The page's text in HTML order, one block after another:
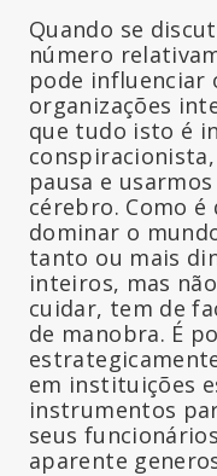
Quando se
número
pode influenciar
organizações
que tudo isto é
pausa e
cérebro. Como
dominar o
tanto ou mais
inteiros, mas
cuidar, tem de
de manobra. É
em instituições
instrumentos
seus
aparente